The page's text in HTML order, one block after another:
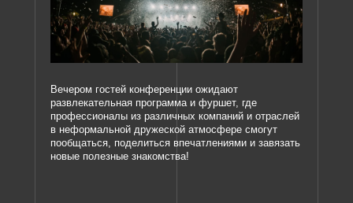
Вечером гостей конференции ожидают
развлекательная программа и фуршет, где
профессионалы из различных компаний и отраслей
в неформальной дружеской атмосфере смогут
пообщаться, поделиться впечатлениями и завязать
новые полезные знакомства!